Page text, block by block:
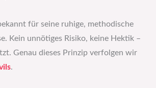
für seine ruhige, methodische
Kein unnötiges Risiko, keine Hektik –
Genau dieses Prinzip verfolgen wir
.